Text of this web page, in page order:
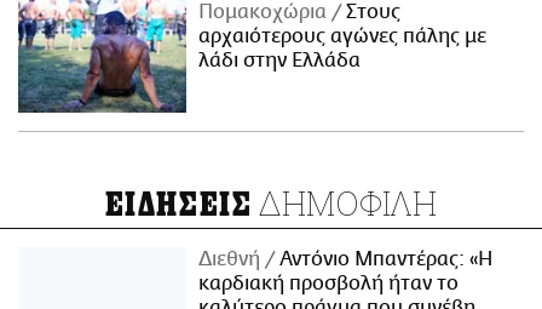
Πομακοχώρια
Στους
αρχαιότερους αγώνες πάλης με
λάδι στην Ελλάδα
ΕΙΔΗΣΕΙΣ ΔΗΜΟΦΙΛΗ
Διεθνή
Αντόνιο Μπαντέρας: «Η
καρδιακή προσβολή ήταν το